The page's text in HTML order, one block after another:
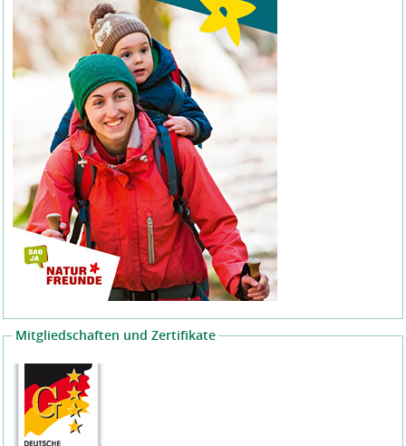
Mitgliedschaften und Zertifikate